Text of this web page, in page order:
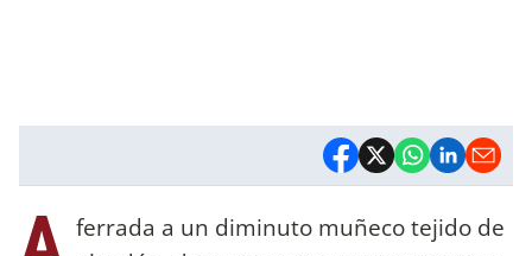
ferrada a un diminuto muñeco tejido de